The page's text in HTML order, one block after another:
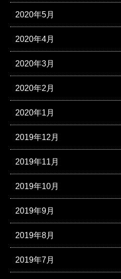
2020年5月
2020年4月
2020年3月
2020年2月
2020年1月
2019年12月
2019年11月
2019年10月
2019年9月
2019年8月
2019年7月